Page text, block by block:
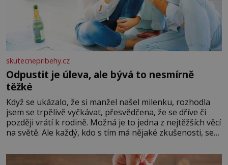
skutecnepribehy.cz
Odpustit je úleva, ale bývá to nesmírně
těžké
Když se ukázalo, že si manžel našel milenku, rozhodla
jsem se trpělivě vyčkávat, přesvědčena, že se dříve či
později vrátí k rodině. Možná je to jedna z nejtěžších věcí
na světě. Ale každý, kdo s tím má nějaké zkušenosti, se
Když se ke mně doneslo, že si manžel pořídil milenku,